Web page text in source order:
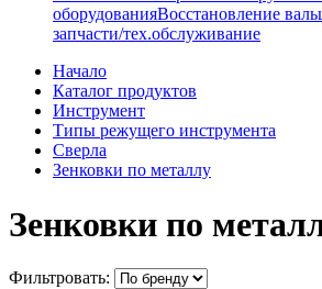
оборудованияВосстановление
запчасти/тех.обслуживание
Начало
Каталог продуктов
Инструмент
Типы режущего инструмента
Сверла
Зенковки по металлу
Зенковки по
Фильтровать: